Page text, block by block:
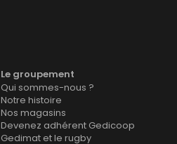
Le groupement
Qui sommes-nous ?
Notre histoire
Nos magasins
Devenez adhérent Gedicoop
Gedimat et le rugby